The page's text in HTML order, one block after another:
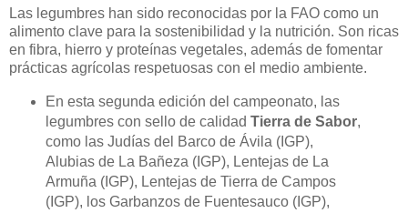
Las legumbres han sido reconocidas por la FAO como un
alimento clave para la sostenibilidad y la nutrición. Son ricas
en fibra, hierro y proteínas vegetales, además de fomentar
prácticas agrícolas respetuosas con el medio ambiente.
En esta segunda edición del campeonato, las
legumbres con sello de calidad Tierra de Sabor,
como las Judías del Barco de Ávila (IGP),
Alubias de La Bañeza (IGP), Lentejas de La
Armuña (IGP), Lentejas de Tierra de Campos
(IGP), los Garbanzos de Fuentesauco (IGP),